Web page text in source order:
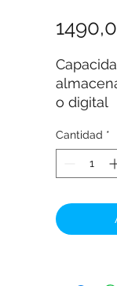
o digital
duro
Cantidad *